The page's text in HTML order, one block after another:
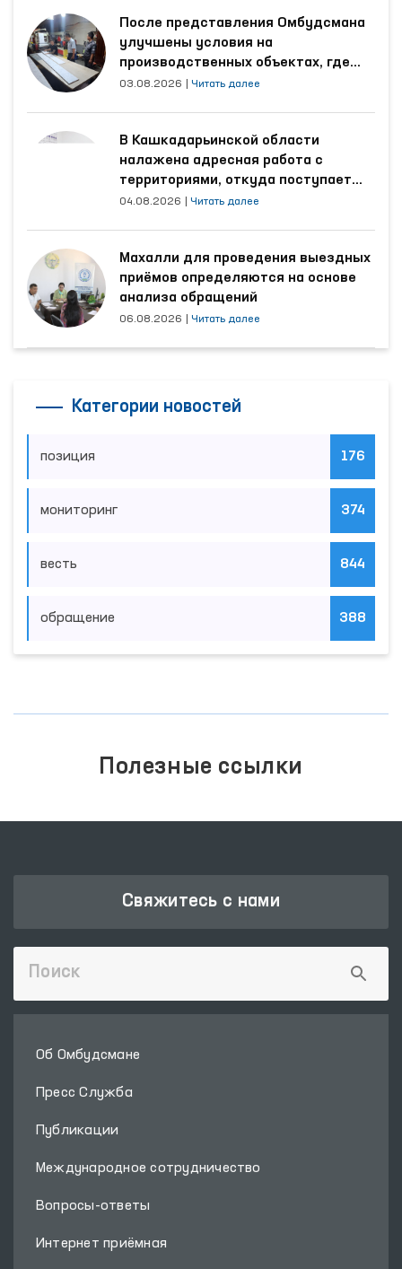
После представления Омбудсмана
улучшены условия на
производственных объектах, где
трудятся осуждённые
03.08.2026 Читать далее
В Кашкадарьинской области
налажена адресная работа с
территориями, откуда поступает
наибольшее количество обращений
04.08.2026 Читать далее
Махалли для проведения выездных
приёмов определяются на основе
анализа обращений
06.08.2026 Читать далее
Категории новостей
позиция 176
мониторинг 374
весть 844
обращение 388
Полезные ссылки
Свяжитесь с нами
Об Омбудсмане
Пресс Служба
Публикации
Международное сотрудничество
Вопросы-ответы
Интернет приёмная